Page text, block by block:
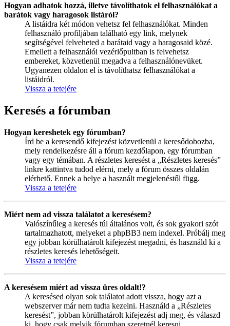
Hogyan adhatok hozzá, illetve távolíthatok el felhasználókat a
barátok vagy haragosok listáról?
A listáidra két módon vehetsz fel felhasználókat. Minden
felhasználó profiljában található egy link, melynek
segítségével felveheted a barátaid vagy a haragosaid közé.
Emellett a felhasználói vezérlőpultban is felvehetsz
embereket, közvetlenül megadva a felhasználónevüket.
Ugyanezen oldalon el is távolíthatsz felhasználókat a
listáidról.
Vissza a tetejére
Keresés a fórumban
Hogyan kereshetek egy fórumban?
Írd be a keresendő kifejezést közvetlenül a keresődobozba,
mely rendelkezésre áll a fórum kezdőlapon, egy fórumban
vagy egy témában. A részletes keresést a „Részletes keresés”
linkre kattintva tudod elérni, mely a fórum összes oldalán
elérhető. Ennek a helye a használt megjelenéstől függ.
Vissza a tetejére
Miért nem ad vissza találatot a keresésem?
Valószínűleg a keresés túl általános volt, és sok gyakori szót
tartalmazhatott, melyeket a phpBB3 nem indexel. Próbálj meg
egy jobban körülhatárolt kifejezést megadni, és használd ki a
részletes keresés lehetőségeit.
Vissza a tetejére
A keresésem miért ad vissza üres oldalt!?
A keresésed olyan sok találatot adott vissza, hogy azt a
webszerver már nem tudta kezelni. Használd a „Részletes
keresést”, jobban körülhatárolt kifejezést adj meg, és válaszd
ki, hogy csak melyik fórumban szeretnél keresni.